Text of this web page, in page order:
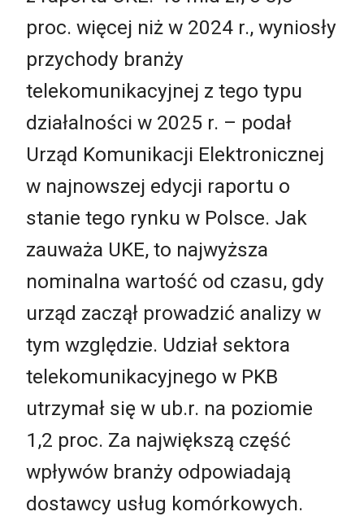
proc. więcej niż w 2024 r., wyniosły
przychody branży
telekomunikacyjnej z tego typu
działalności w 2025 r. – podał
Urząd Komunikacji Elektronicznej
w najnowszej edycji raportu o
stanie tego rynku w Polsce. Jak
zauważa UKE, to najwyższa
nominalna wartość od czasu, gdy
urząd zaczął prowadzić analizy w
tym względzie. Udział sektora
telekomunikacyjnego w PKB
utrzymał się w ub.r. na poziomie
1,2 proc. Za największą część
wpływów branży odpowiadają
dostawcy usług komórkowych.